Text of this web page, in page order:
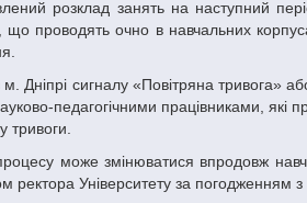
розклад занять на наступний
що проводять очно в навчальних
педагогічними працівниками, які
тривоги.
ректора Університету за погодженням